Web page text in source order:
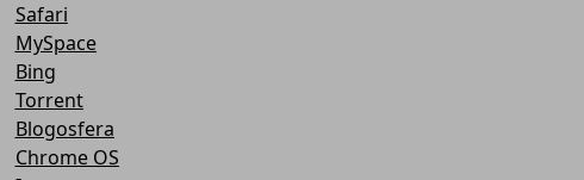
Safari
MySpace
Bing
Torrent
Blogosfera
Chrome OS